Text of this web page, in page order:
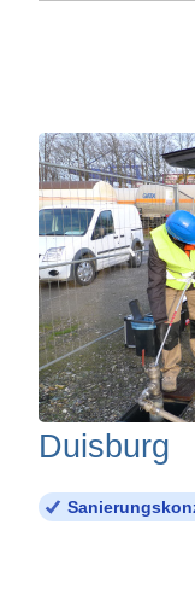
Duisburg